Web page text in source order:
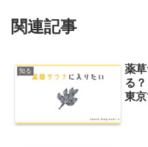
関連記事
知る
薬
る？
東